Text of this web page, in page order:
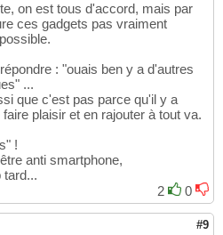
on est tous d'accord, mais par
ces gadgets pas vraiment
: "ouais ben y a d'autres
...
que c'est pas parce qu'il y a
plaisir et en rajouter à tout va.
!
anti smartphone,
tard...
2
0
#9